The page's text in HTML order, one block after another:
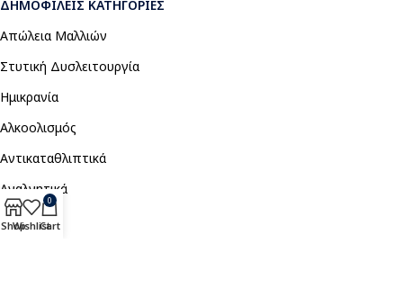
ΔΗΜΟΦΙΛΕΊΣ ΚΑΤΗΓΟΡΊΕΣ
Απώλεια Μαλλιών
Στυτική Δυσλειτουργία
Ημικρανία
Αλκοολισμός
Αντικαταθλιπτικά
Αναλγητικά
ShopWishlist
0
Cart